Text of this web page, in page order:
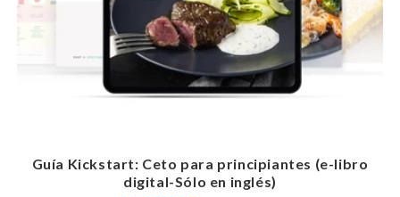
Guía Kickstart: Ceto para principiantes (e-libro
digital-Sólo en inglés)